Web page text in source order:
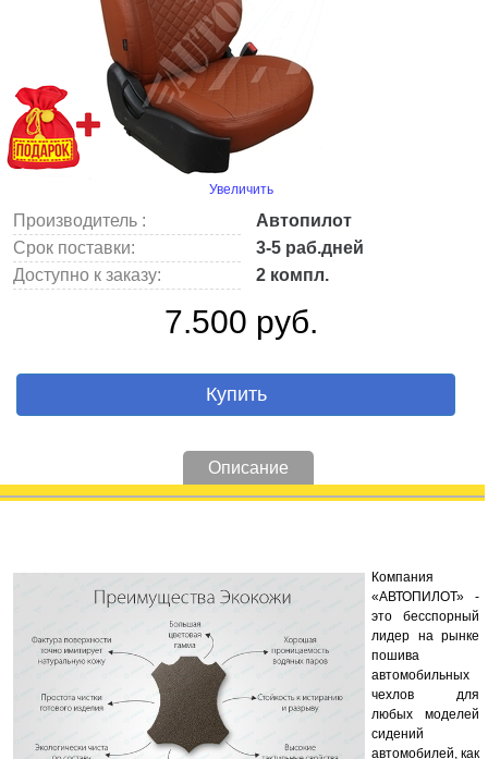
Увеличить
Производитель :
Автопилот
Срок поставки:
3-5 раб.дней
Доступно к заказу:
2 компл.
7.500 руб.
Купить
Описание
Компания
«АВТОПИЛОТ» -
это бесспорный
лидер на рынке
пошива
автомобильных
чехлов для
любых моделей
сидений
автомобилей, как